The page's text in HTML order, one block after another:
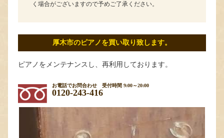
く場合がございますので予めご了承ください。
厚木市のピアノを買い取り致します。
ピアノをメンテナンスし、再利用しております。
お電話でお問合わせ 受付時間 9:00～20:00
0120-243-416